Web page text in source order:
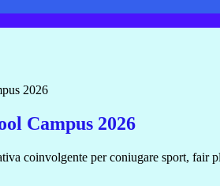
2026
Campus 2026
coinvolgente per coniugare sport, fair